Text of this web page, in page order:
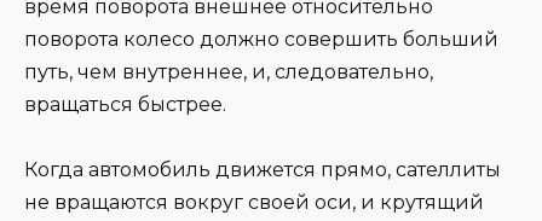
время поворота внешнее относительно
поворота колесо должно совершить больший
путь, чем внутреннее, и, следовательно,
вращаться быстрее.
Когда автомобиль движется прямо, сателлиты
не вращаются вокруг своей оси, и крутящий